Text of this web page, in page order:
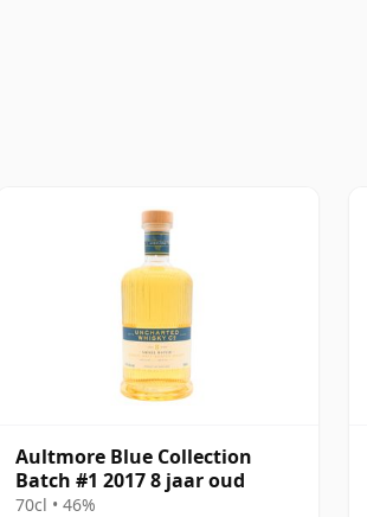
Aultmore Blue Collection
Batch #1 2017 8 jaar oud
70cl • 46%